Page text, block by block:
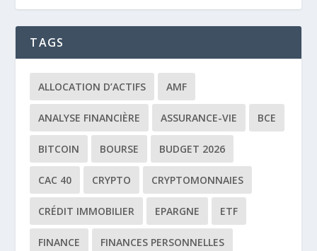
TAGS
ALLOCATION D’ACTIFS AMF
ANALYSE FINANCIÈRE ASSURANCE-VIE BCE
BITCOIN BOURSE BUDGET 2026
CAC 40 CRYPTO CRYPTOMONNAIES
CRÉDIT IMMOBILIER EPARGNE ETF
FINANCE FINANCES PERSONNELLES